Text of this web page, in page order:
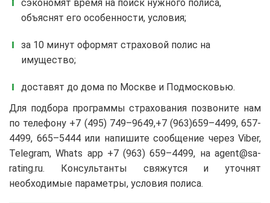
сэкономят время на поиск нужного полиса,
объяснят его особенности, условия;
за 10 минут оформят страховой полис на
имущество;
доставят до дома по Москве и Подмосковью.
Для подбора программы страхования позвоните нам
по телефону +7 (495) 749–9649,+7 (963)659–4499, 657-
4499, 665–5444 или напишите сообщение через Viber,
Telegram, Whats app +7 (963) 659–4499, на agent@sa-
rating.ru. Консультанты свяжутся и уточнят
необходимые параметры, условия полиса.